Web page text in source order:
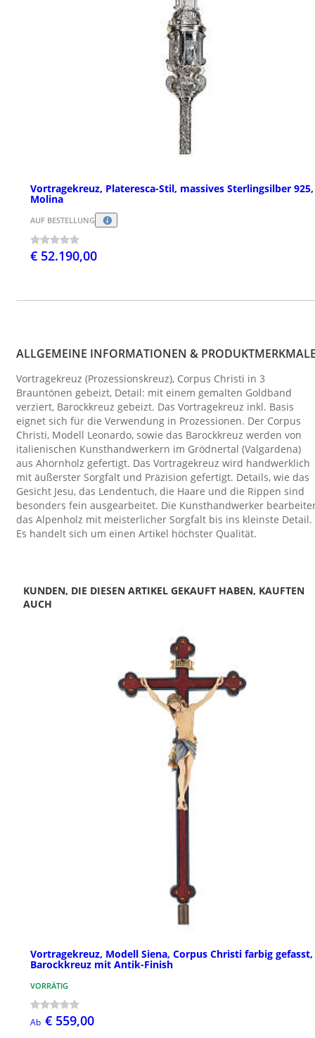
Vortragekreuz, Plateresca-Stil, massives Sterlingsilber 925,
Molina
AUF BESTELLUNG
€ 52.190,00
ALLGEMEINE INFORMATIONEN &
Vortragekreuz (Prozessionskreuz), Corpus Christi in 3
Brauntönen gebeizt, Detail: mit einem gemalten Goldband
verziert, Barockkreuz gebeizt. Das Vortragekreuz inkl. Basis
eignet sich für die Verwendung in Prozessionen. Der Corpus
Christi, Modell Leonardo, sowie das Barockkreuz werden von
italienischen Kunsthandwerkern im Grödnertal (Valgardena)
aus Ahornholz gefertigt. Das Vortragekreuz wird handwerklich
mit äußerster Sorgfalt und Präzision gefertigt. Details, wie das
Gesicht Jesu, das Lendentuch, die Haare und die Rippen sind
besonders fein ausgearbeitet. Die Kunsthandwerker
das Alpenholz mit meisterlicher Sorgfalt bis ins kleinste Detail.
Es handelt sich um einen Artikel höchster Qualität.
KUNDEN, DIE DIESEN ARTIKEL GEKAUFT HABEN, KAUFTEN
AUCH
Vortragekreuz, Modell Siena, Corpus Christi farbig gefasst,
Barockkreuz mit Antik-Finish
VORRÄTIG
Ab € 559,00